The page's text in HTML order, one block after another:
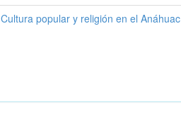
Cultura popular y religión en el Anáhuac